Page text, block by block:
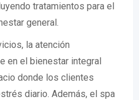
tratamientos para el
general.
la atención
en el bienestar integral
donde los clientes
diario. Además, el spa